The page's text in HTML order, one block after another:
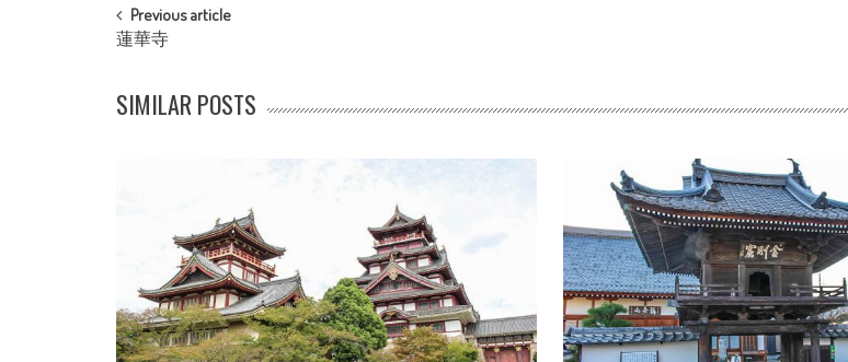
POST NAVIGATION
Previous article
蓮華寺
SIMILAR POSTS